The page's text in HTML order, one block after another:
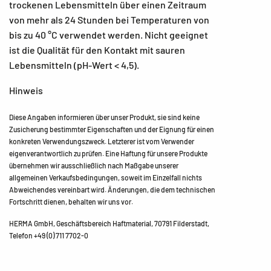
trockenen Lebensmitteln über einen Zeitraum
von mehr als 24 Stunden bei Temperaturen von
bis zu 40 °C verwendet werden. Nicht geeignet
ist die Qualität für den Kontakt mit sauren
Lebensmitteln (pH-Wert < 4,5).
Hinweis
Diese Angaben informieren über unser Produkt, sie sind keine
Zusicherung bestimmter Eigenschaften und der Eignung für einen
konkreten Verwendungszweck. Letzterer ist vom Verwender
eigenverantwortlich zu prüfen. Eine Haftung für unsere Produkte
übernehmen wir ausschließlich nach Maßgabe unserer
allgemeinen Verkaufsbedingungen, soweit im Einzelfall nichts
Abweichendes vereinbart wird. Änderungen, die dem technischen
Fortschritt dienen, behalten wir uns vor.
HERMA GmbH, Geschäftsbereich Haftmaterial, 70791 Filderstadt,
Telefon +49 (0) 711 7702-0